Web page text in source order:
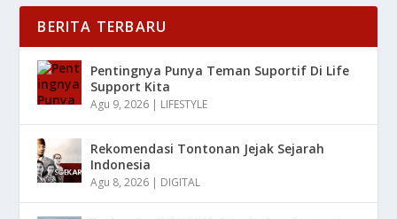
BERITA TERBARU
Pentingnya Punya Teman Suportif Di Life
Support Kita
Agu 9, 2026 | LIFESTYLE
Rekomendasi Tontonan Jejak Sejarah
Indonesia
Agu 8, 2026 | DIGITAL